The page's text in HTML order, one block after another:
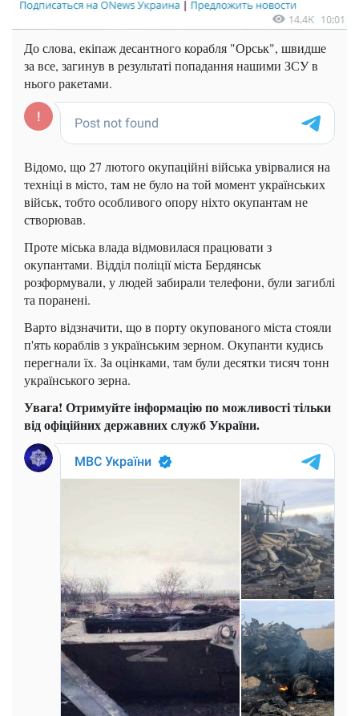
До слова, екіпаж десантного корабля "Орськ", швидше
за все, загинув в результаті попадання нашими ЗСУ в
нього ракетами.
Відомо, що 27 лютого окупаційні війська увірвалися на
техніці в місто, там не було на той момент українських
військ, тобто особливого опору ніхто окупантам не
створював.
Проте міська влада відмовилася працювати з
окупантами. Відділ поліції міста Бердянськ
розформували, у людей забирали телефони, були загиблі
та поранені.
Варто відзначити, що в порту окупованого міста стояли
п'ять кораблів з українським зерном. Окупанти кудись
перегнали їх. За оцінками, там були десятки тисяч тонн
українського зерна.
Увага! Отримуйте інформацію по можливості тільки
від офіційних державних служб України.